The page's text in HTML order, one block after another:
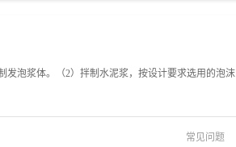
泡浆体。（2）拌制水泥浆，按设计要求选用的泡沫
常见问题